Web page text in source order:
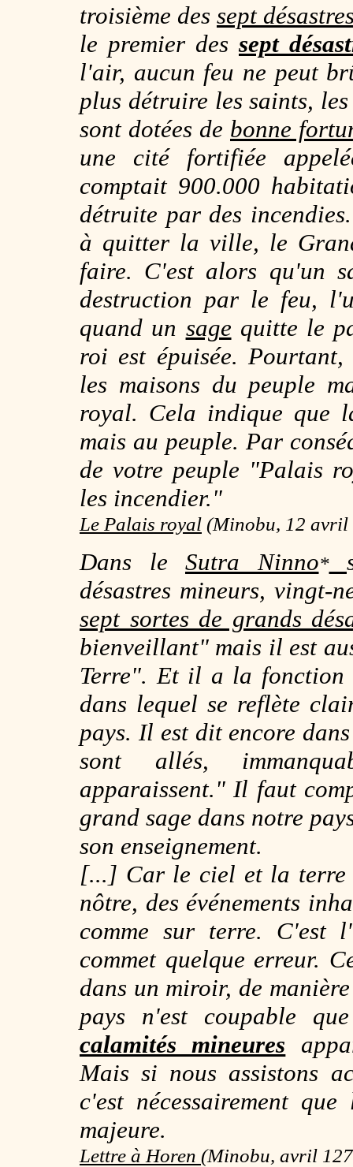
troisième des sept
le premier des sept
l'air, aucun feu ne peut
plus détruire les saints,
sont dotées de bonne
une cité fortifiée
comptait 900.000
détruite par des
à quitter la ville, le
faire. C'est alors qu'un
destruction par le feu,
quand un sage quitte le
roi est épuisée.
les maisons du peuple
royal. Cela indique que
mais au peuple. Par
de votre peuple "Palais
les incendier."
Le Palais royal (Minobu, 12 avril
Dans le Sutra Ninno*
désastres mineurs, vingt-
sept sortes de grands
bienveillant" mais il est
Terre". Et il a la fonction
dans lequel se reflète
pays. Il est dit encore
sont allés,
apparaissent." Il faut
grand sage dans notre
son enseignement.
[...] Car le ciel et la terre
nôtre, des événements
comme sur terre. C'est
commet quelque erreur.
dans un miroir, de
pays n'est coupable
calamités mineures
Mais si nous assistons
c'est nécessairement
majeure.
Lettre à Horen (Minobu, avril